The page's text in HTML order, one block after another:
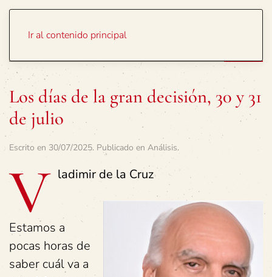
Ir al contenido principal
Los días de la gran decisión, 30 y 31
de julio
Escrito en 30/07/2025. Publicado en Análisis.
V ladimir de la Cruz
Estamos a
pocas horas de
saber cuál va a